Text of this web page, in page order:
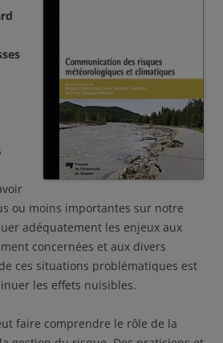
ou moins importantes sur notre
adéquatement les enjeux aux
concernées et aux divers
ces situations problématiques est
les effets nuisibles.
faire comprendre le rôle de la